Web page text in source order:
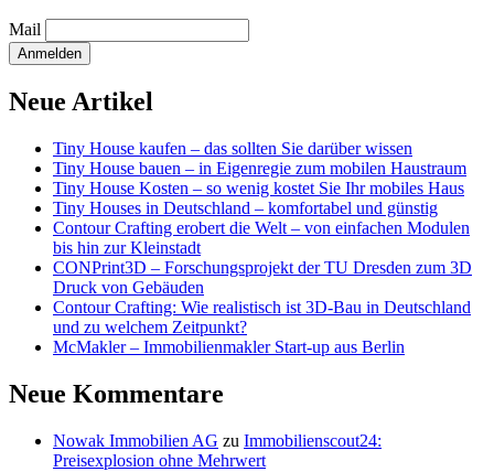
Mail
Neue Artikel
Tiny House kaufen – das sollten Sie darüber wissen
Tiny House bauen – in Eigenregie zum mobilen Haustraum
Tiny House Kosten – so wenig kostet Sie Ihr mobiles Haus
Tiny Houses in Deutschland – komfortabel und günstig
Contour Crafting erobert die Welt – von einfachen Modulen
bis hin zur Kleinstadt
CONPrint3D – Forschungsprojekt der TU Dresden zum 3D
Druck von Gebäuden
Contour Crafting: Wie realistisch ist 3D-Bau in Deutschland
und zu welchem Zeitpunkt?
McMakler – Immobilienmakler Start-up aus Berlin
Neue Kommentare
Nowak Immobilien AG zu Immobilienscout24:
Preisexplosion ohne Mehrwert